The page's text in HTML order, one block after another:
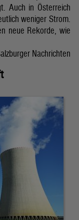
Auch in Österreich
weniger Strom.
neue Rekorde, wie
Nachrichten